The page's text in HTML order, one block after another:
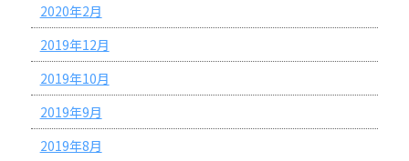
2020年2月
2019年12月
2019年10月
2019年9月
2019年8月